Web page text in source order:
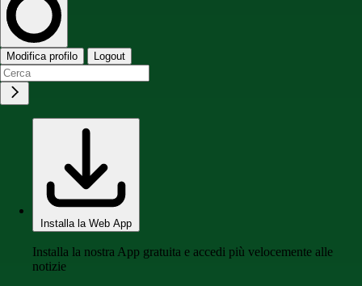
Modifica profilo Logout
Installa la Web App
Installa la nostra App gratuita e accedi più velocemente alle
notizie